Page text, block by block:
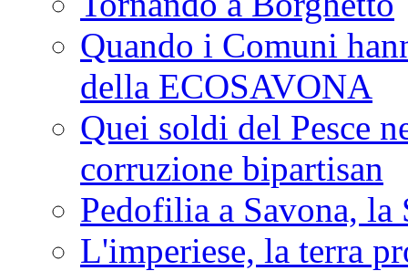
Quando i Comuni
della ECOSAVONA
Quei soldi del Pesce
corruzione bipartisan
Pedofilia a Savona, la
L'imperiese, la terra